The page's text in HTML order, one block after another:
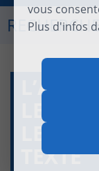
vous
Plus d'infos
LE
TEXTE